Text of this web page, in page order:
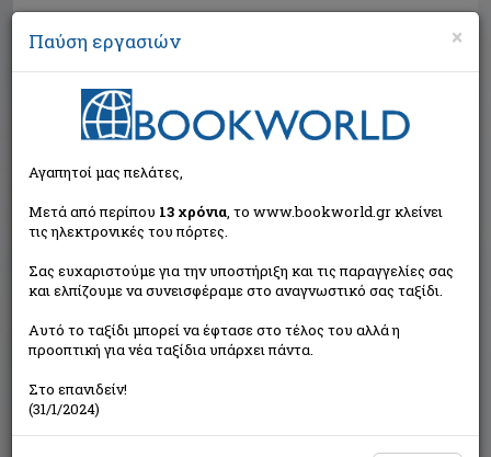
Αναζήτηση
Εξαντλημένο από τον
εκδότη
×
Παύση εργασιών
Αγαπητοί μας πελάτες,
Μετά από περίπου 13 χρόνια, το www.bookworld.gr κλείνει
τις ηλεκτρονικές του πόρτες.
Σας ευχαριστούμε για την υποστήριξη και τις παραγγελίες σας
και ελπίζουμε να συνεισφέραμε στο αναγνωστικό σας ταξίδι.
Αυτό το ταξίδι μπορεί να έφτασε στο τέλος του αλλά η
προοπτική για νέα ταξίδια υπάρχει πάντα.
Στο επανιδείν!
(31/1/2024)